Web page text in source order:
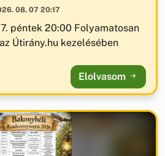
08. 07 20:17
péntek 20:00 Folyamatosan
Útirány.hu kezelésében
Elolvasom